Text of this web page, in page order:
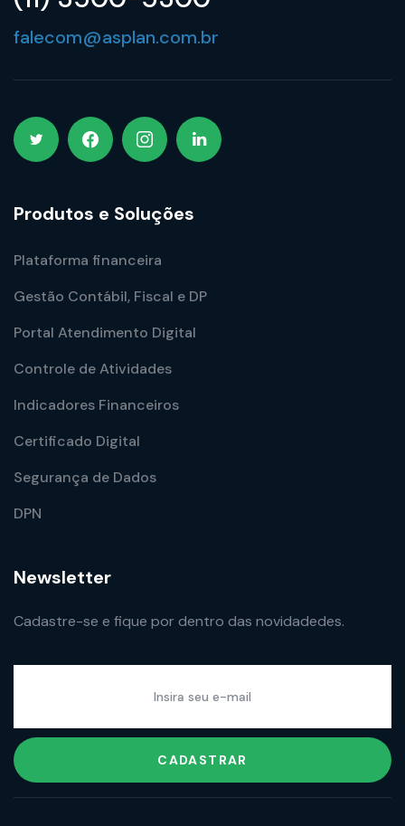
falecom@asplan.com.br
Produtos e Soluções
Plataforma financeira
Gestão Contábil, Fiscal e DP
Portal Atendimento Digital
Controle de Atividades
Indicadores Financeiros
Certificado Digital
Segurança de Dados
DPN
Newsletter
Cadastre-se e fique por dentro das novidadedes.
CADASTRAR